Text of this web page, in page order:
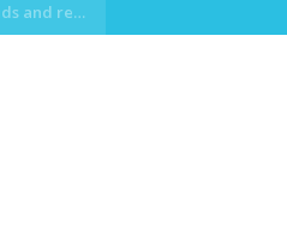
Bids and requests